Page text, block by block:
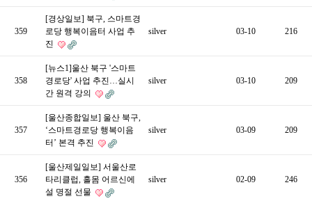
359
[경상일보] 북구, 스마트경
로당 행복이음터 사업 추
진
silver 03-10 216
358
[뉴스1]울산 북구 '스마트
경로당' 사업 추진…실시
간 원격 강의
silver 03-10 209
357
[울산종합일보] 울산 북구,
‘스마트경로당 행복이음
터’ 본격 추진
silver 03-09 209
356
[울산제일일보] 서울산로
타리클럽, 홀몸 어르신에
설 명절 선물
silver 02-09 246